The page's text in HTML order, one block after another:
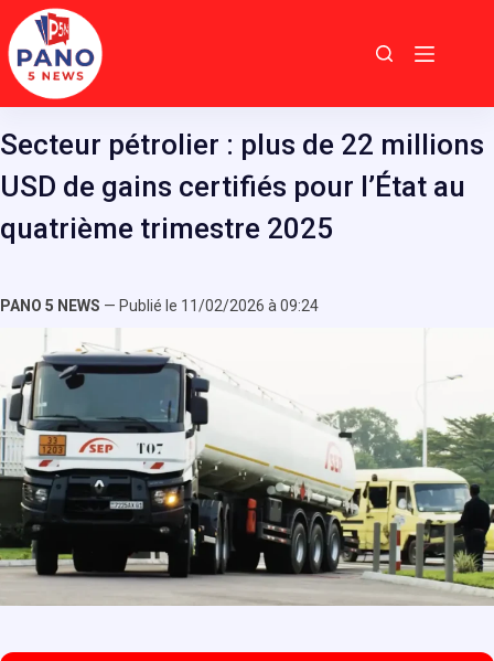
Passer
au
contenu
Secteur pétrolier : plus de 22 millions
USD de gains certifiés pour l’État au
quatrième trimestre 2025
PANO 5 NEWS — Publié le 11/02/2026 à 09:24